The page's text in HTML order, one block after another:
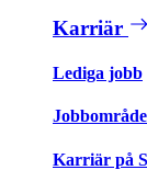
Karriär
Lediga jobb
Karriär på